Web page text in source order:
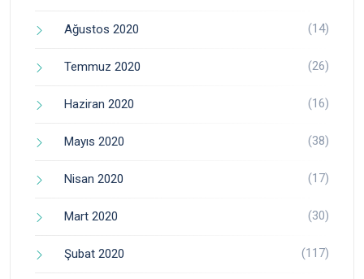
Ağustos 2020 (14)
Temmuz 2020 (26)
Haziran 2020 (16)
Mayıs 2020 (38)
Nisan 2020 (17)
Mart 2020 (30)
Şubat 2020 (117)